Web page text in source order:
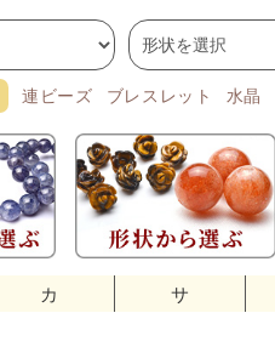
連ビーズ ブレスレット 水晶
カ サ